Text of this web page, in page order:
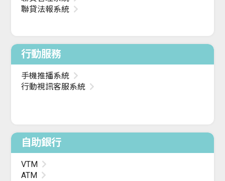
聯貸法報系統
行動服務
手機推播系統
行動視訊客服系統
自助銀行
VTM
ATM